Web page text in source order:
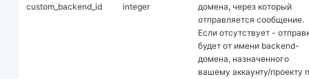
custom_backend_id
integer
домена, через который
отправляется сообщение.
Если отсутствует -
будет от имени backend-
домена, назначенного
вашему аккаунту/проекту